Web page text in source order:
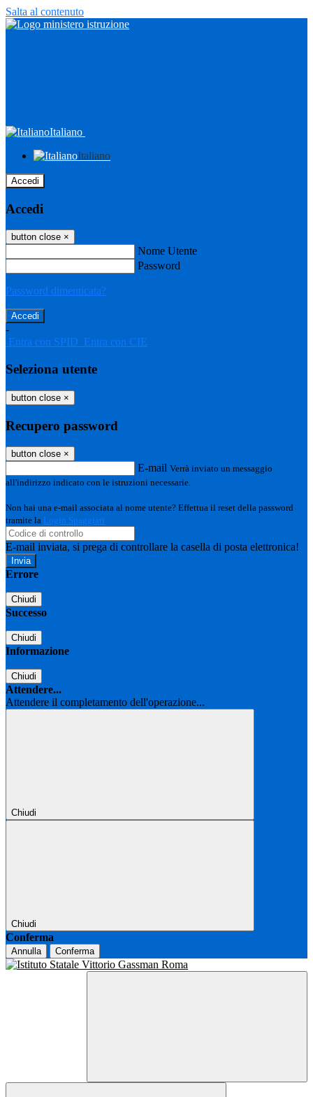
Salta al contenuto
Italiano
Italiano
Accedi
Accedi
button close ×
Nome Utente
Password
Password dimenticata?
-
Entra con SPID Entra con CIE
Seleziona utente
button close ×
Recupero password
button close ×
E-mail Verrà inviato un messaggio
all'indirizzo indicato con le istruzioni necessarie.
Non hai una e-mail associata al nome utente? Effettua il reset della password
tramite la Login Spaggiari
E-mail inviata, si prega di controllare la casella di posta elettronica!
Errore
Chiudi
Successo
Chiudi
Informazione
Chiudi
Attendere...
Attendere il completamento dell'operazione...
Chiudi
Chiudi
Conferma
Annulla Conferma